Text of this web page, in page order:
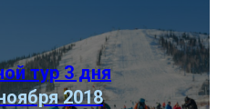
тур 3 дня
2018